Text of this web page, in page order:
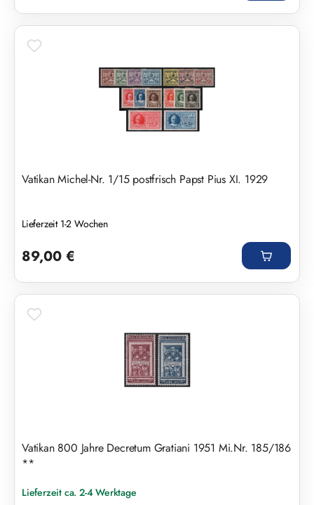
Vatikan Michel-Nr. 1/15 postfrisch Papst Pius XI. 1929
Lieferzeit 1-2 Wochen
89,00 €
Vatikan 800 Jahre Decretum Gratiani 1951 Mi.Nr. 185/186
**
Lieferzeit ca. 2-4 Werktage